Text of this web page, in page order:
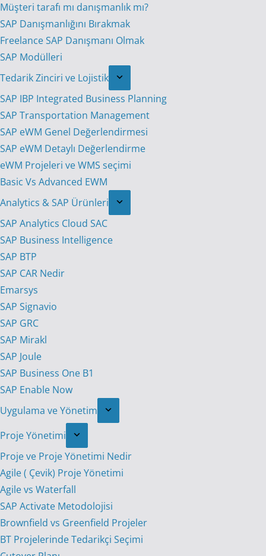
Müşteri tarafı mı danışmanlık mı?
SAP Danışmanlığını Bırakmak
Freelance SAP Danışmanı Olmak
SAP Modülleri
Tedarik Zinciri ve Lojistik
SAP IBP Integrated Business Planning
SAP Transportation Management
SAP eWM Genel Değerlendirmesi
SAP eWM Detaylı Değerlendirme
eWM Projeleri ve WMS seçimi
Basic Vs Advanced EWM
Analytics & SAP Ürünleri
SAP Analytics Cloud SAC
SAP Business Intelligence
SAP BTP
SAP CAR Nedir
Emarsys
SAP Signavio
SAP GRC
SAP Mirakl
SAP Joule
SAP Business One B1
SAP Enable Now
Uygulama ve Yönetim
Proje Yönetimi
Proje ve Proje Yönetimi Nedir
Agile ( Çevik) Proje Yönetimi
Agile vs Waterfall
SAP Activate Metodolojisi
Brownfield vs Greenfield Projeler
BT Projelerinde Tedarikçi Seçimi